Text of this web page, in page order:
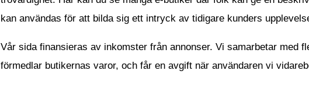
kan användas för att bilda sig ett intryck av tidigare kunders
Vår sida finansieras av inkomster från annonser. Vi samarbetar med
förmedlar butikernas varor, och får en avgift när användaren vi